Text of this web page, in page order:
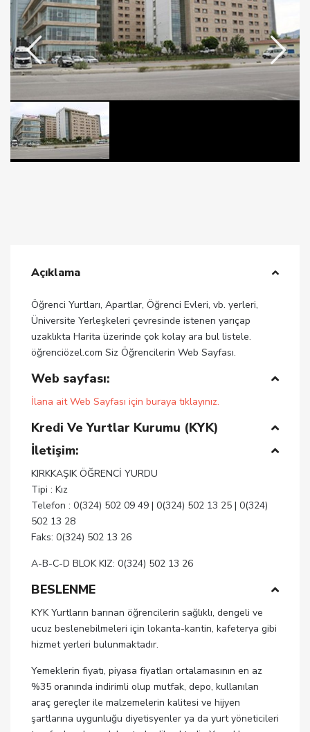
Açıklama
Öğrenci Yurtları, Apartlar, Öğrenci Evleri, vb. yerleri,
Üniversite Yerleşkeleri çevresinde istenen yarıçap
uzaklıkta Harita üzerinde çok kolay ara bul listele.
öğrenciözel.com Siz Öğrencilerin Web Sayfası.
Web sayfası:
İlana ait Web Sayfası için buraya tıklayınız.
Kredi Ve Yurtlar Kurumu (KYK)
İletişim:
KIRKKAŞIK ÖĞRENCİ YURDU
Tipi : Kız
Telefon : 0(324) 502 09 49 | 0(324) 502 13 25 | 0(324)
502 13 28
Faks: 0(324) 502 13 26
A-B-C-D BLOK KIZ: 0(324) 502 13 26
BESLENME
KYK Yurtların barınan öğrencilerin sağlıklı, dengeli ve
ucuz beslenebilmeleri için lokanta-kantin, kafeterya gibi
hizmet yerleri bulunmaktadır.
Yemeklerin fiyatı, piyasa fiyatları ortalamasının en az
%35 oranında indirimli olup mutfak, depo, kullanılan
araç gereçler ile malzemelerin kalitesi ve hijyen
şartlarına uygunluğu diyetisyenler ya da yurt yöneticileri